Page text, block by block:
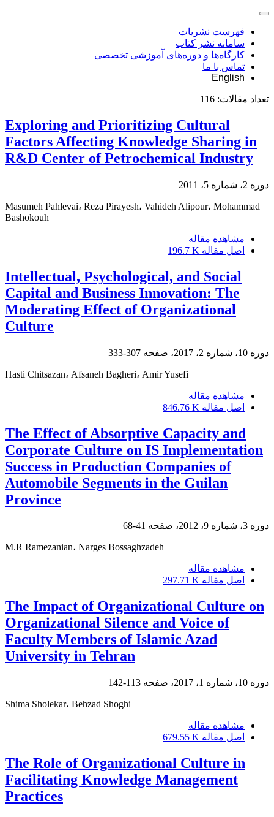
فهرست نشریات
سامانه نشر کتاب
کارگاه‌ها و دوره‌های آموزشی تخصصی
تماس با ما
English
تعداد مقالات: 116
Exploring and Prioritizing Cultural
Factors Affecting Knowledge Sharing in
R&D Center of Petrochemical Industry
دوره 2، شماره 5، 2011
Masumeh Pahlevai، Reza Pirayesh، Vahideh Alipour، Mohammad
Bashokouh
مشاهده مقاله
اصل مقاله 196.7 K
Intellectual, Psychological, and Social
Capital and Business Innovation: The
Moderating Effect of Organizational
Culture
دوره 10، شماره 2، 2017، صفحه 307-333
Hasti Chitsazan، Afsaneh Bagheri، Amir Yusefi
مشاهده مقاله
اصل مقاله 846.76 K
The Effect of Absorptive Capacity and
Corporate Culture on IS Implementation
Success in Production Companies of
Automobile Segments in the Guilan
Province
دوره 3، شماره 9، 2012، صفحه 41-68
M.R Ramezanian، Narges Bossaghzadeh
مشاهده مقاله
اصل مقاله 297.71 K
The Impact of Organizational Culture on
Organizational Silence and Voice of
Faculty Members of Islamic Azad
University in Tehran
دوره 10، شماره 1، 2017، صفحه 113-142
Shima Sholekar، Behzad Shoghi
مشاهده مقاله
اصل مقاله 679.55 K
The Role of Organizational Culture in
Facilitating Knowledge Management
Practices